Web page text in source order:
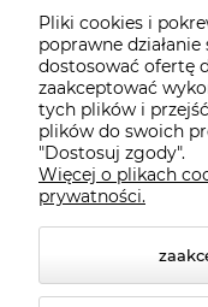
Informacje
Płatności i
Pliki cookies i
poprawne
dostosować ofertę
zaakceptować
tych plików i
plików do swoich
"Dostosuj zgody".
Więcej o plikach
prywatności.